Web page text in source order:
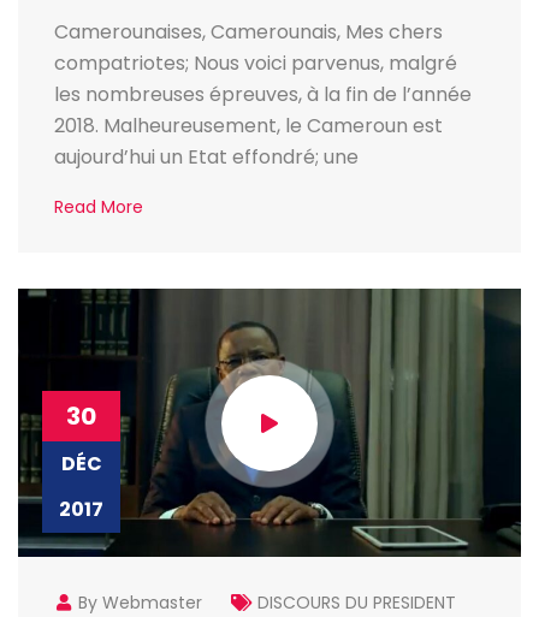
Camerounaises, Camerounais, Mes chers
compatriotes; Nous voici parvenus, malgré
les nombreuses épreuves, à la fin de l’année
2018. Malheureusement, le Cameroun est
aujourd’hui un Etat effondré; une
Read More
30
DÉC
2017
By Webmaster DISCOURS DU PRESIDENT